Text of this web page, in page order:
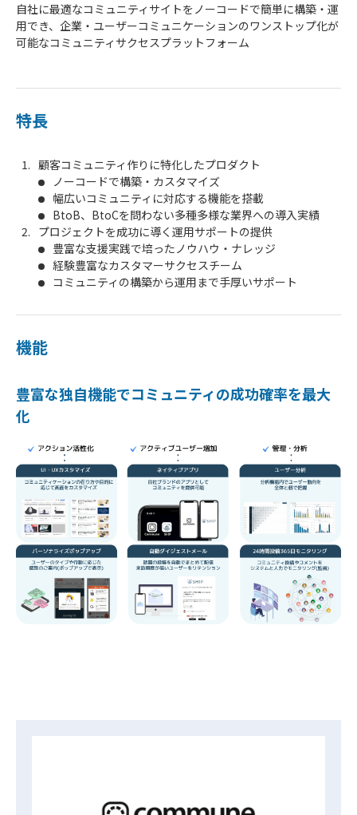
自社に最適なコミュニティサイトをノーコードで簡単に構築・運
用でき、企業・ユーザーコミュニケーションのワンストップ化が
可能なコミュニティサクセスプラットフォーム
特長
顧客コミュニティ作りに特化したプロダクト
ノーコードで構築・カスタマイズ
幅広いコミュニティに対応する機能を搭載
BtoB、BtoCを問わない多種多様な業界への導入実績
プロジェクトを成功に導く運用サポートの提供
豊富な支援実践で培ったノウハウ・ナレッジ
経験豊富なカスタマーサクセスチーム
コミュニティの構築から運用まで手厚いサポート
機能
豊富な独自機能でコミュニティの成功確率を最大
化